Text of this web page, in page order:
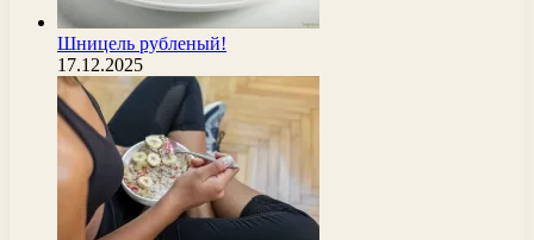
Шницель рубленый!
17.12.2025